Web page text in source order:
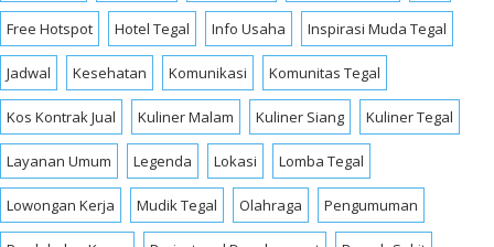
Free Hotspot Hotel Tegal Info Usaha Inspirasi Muda Tegal
Jadwal Kesehatan Komunikasi Komunitas Tegal
Kos Kontrak Jual Kuliner Malam Kuliner Siang Kuliner Tegal
Layanan Umum Legenda Lokasi Lomba Tegal
Lowongan Kerja Mudik Tegal Olahraga Pengumuman